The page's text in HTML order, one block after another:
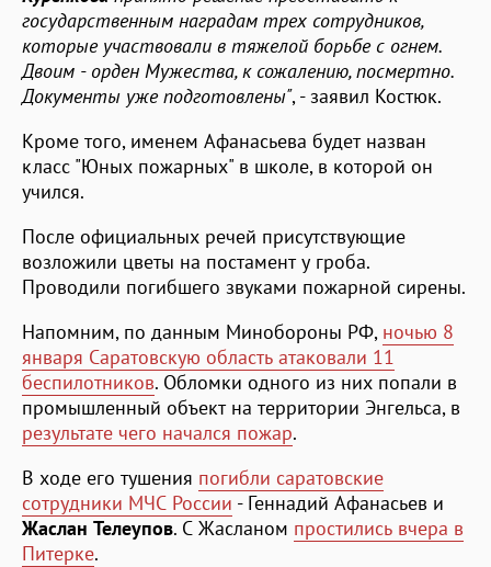
государственным наградам трех сотрудников,
которые участвовали в тяжелой борьбе с огнем.
Двоим - орден Мужества, к сожалению, посмертно.
Документы уже подготовлены", - заявил Костюк.
Кроме того, именем Афанасьева будет назван
класс "Юных пожарных" в школе, в которой он
учился.
После официальных речей присутствующие
возложили цветы на постамент у гроба.
Проводили погибшего звуками пожарной сирены.
Напомним, по данным Минобороны РФ, ночью 8
января Саратовскую область атаковали 11
беспилотников. Обломки одного из них попали в
промышленный объект на территории Энгельса, в
результате чего начался пожар.
В ходе его тушения погибли саратовские
сотрудники МЧС России - Геннадий Афанасьев и
Жаслан Телеупов. С Жасланом простились вчера в
Питерке.